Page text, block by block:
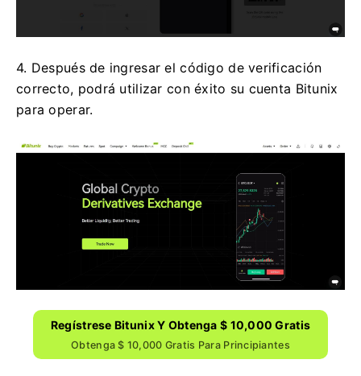
4. Después de ingresar el código de verificación
correcto, podrá utilizar con éxito su cuenta Bitunix
para operar.
Regístrese Bitunix Y Obtenga $ 10,000 Gratis
Obtenga $ 10,000 Gratis Para Principiantes